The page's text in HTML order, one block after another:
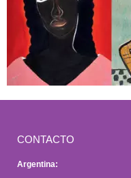
CONTACTO
Argentina: